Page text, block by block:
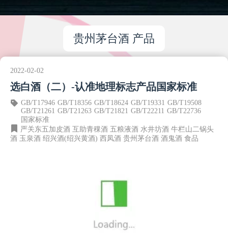
贵州茅台酒 产品
2022-02-02
选白酒（二）-认准地理标志产品国家标准
GB/T17946 GB/T18356 GB/T18624 GB/T19331 GB/T19508
GB/T21261 GB/T21263 GB/T21821 GB/T22211 GB/T22736
国家标准
严关东五加皮酒 互助青稞酒 五粮液酒 水井坊酒 牛栏山二锅头
酒 玉泉酒 绍兴酒(绍兴黄酒) 西凤酒 贵州茅台酒 酒鬼酒 食品